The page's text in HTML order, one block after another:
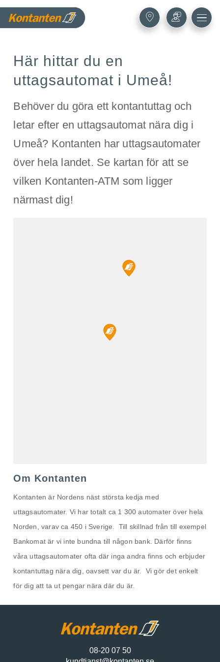
Här hittar du en
uttagsautomat i Umeå!
Behöver du göra ett kontantuttag och
letar efter en uttagsautomat nära dig i
Umeå? Kontanten har uttagsautomater
över hela landet. Se kartan för att se
vilken Kontanten-ATM som ligger
närmast dig!
Om Kontanten
Kontanten är Nordens näst största kedja med
uttagsautomater. Vi har totalt ca 1 300 automater över hela
Norden, varav ca 450 i Sverige. Till skillnad från till exempel
Bankomat är vi inte bundna till någon bank. Därför finns
våra uttagsautomater ofta där inga andra finns och erbjuder
kontantuttag nära dig, oavsett var du är. Vi gör det enkelt
för dig att ta ut pengar nära där du är.
08-20 07 50